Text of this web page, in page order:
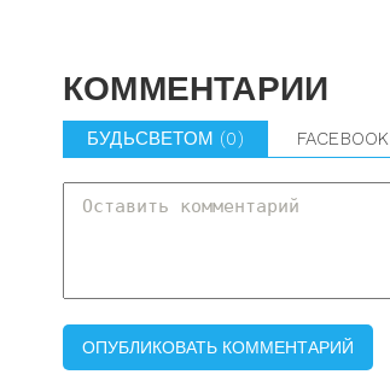
КОММЕНТАРИИ
БУДЬСВЕТОМ (0) FACEBOOK